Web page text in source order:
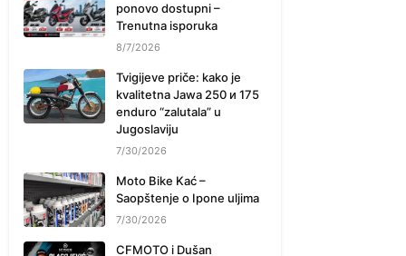
ponovo dostupni –
Trenutna isporuka
8/7/2026
Tvigijeve priče: kako je
kvalitetna Jawa 250 и 175
enduro “zalutala” u
Jugoslaviju
7/30/2026
Moto Bike Kać –
Saopštenje o Ipone uljima
7/30/2026
CFMOTO i Dušan